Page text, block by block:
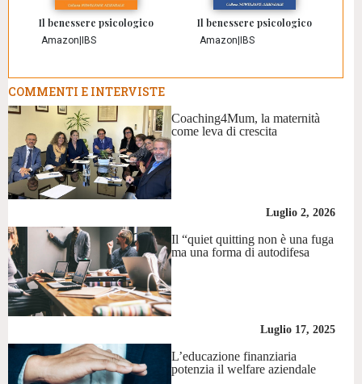
Il benessere psicologico
Amazon IBS
Il benessere psicologico
Amazon IBS
COMMENTI E INTERVISTE
Coaching4Mum, la maternità
come leva di crescita
Luglio 2, 2026
Il “quiet quitting non è una fuga
ma una forma di autodifesa
Luglio 17, 2025
L’educazione finanziaria
potenzia il welfare aziendale